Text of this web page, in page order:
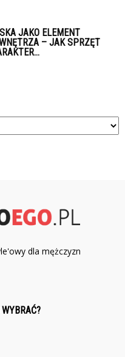
JAKO ELEMENT
– JAK SPRZĘT
dla mężczyzn